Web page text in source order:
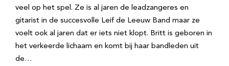
veel op het spel. Ze is al jaren de leadzangeres en
gitarist in de succesvolle Leif de Leeuw Band maar ze
voelt ook al jaren dat er iets niet klopt. Britt is geboren in
het verkeerde lichaam en komt bij haar bandleden uit
de…